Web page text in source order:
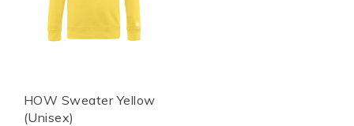
HOW Sweater Yellow
(Unisex)